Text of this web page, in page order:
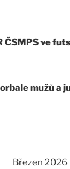
ČSMPS ve
mužů a
Březen 2026